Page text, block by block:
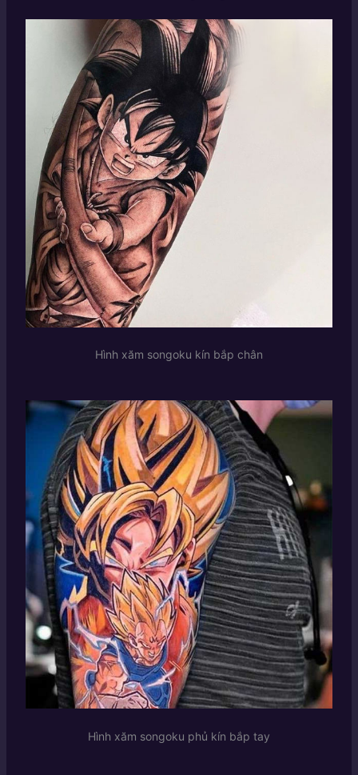
Hình xăm songoku kín bắp chân
Hình xăm songoku phủ kín bắp tay